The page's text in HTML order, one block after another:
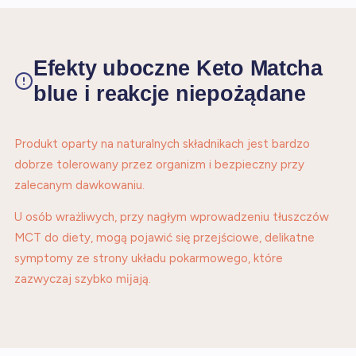
Efekty uboczne Keto Matcha
blue i reakcje niepożądane
Produkt oparty na naturalnych składnikach jest bardzo
dobrze tolerowany przez organizm i bezpieczny przy
zalecanym dawkowaniu.
U osób wrażliwych, przy nagłym wprowadzeniu tłuszczów
MCT do diety, mogą pojawić się przejściowe, delikatne
symptomy ze strony układu pokarmowego, które
zazwyczaj szybko mĳają.